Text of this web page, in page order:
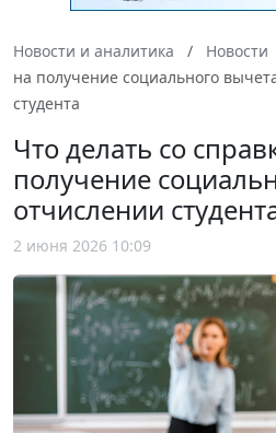
Новости и аналитика Новости
на получение социального
студента
Что делать со
получение
отчислении
2 июня 2026 10:09